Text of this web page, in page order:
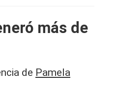
más de
de Pamela